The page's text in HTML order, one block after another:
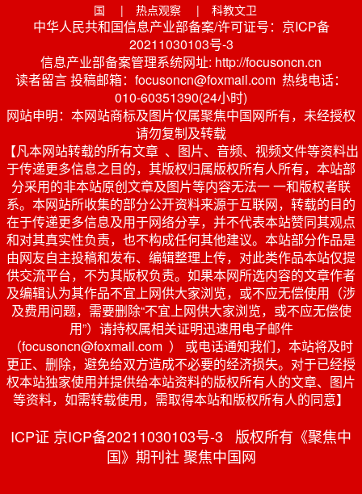
国
| 热点观察 | 科教文卫
中华人民共和国信息产业部备案/许可证号：京ICP备
20211030103号-3
信息产业部备案管理系统网址: http://focusoncn.cn
读者留言 投稿邮箱：focusoncn@foxmail.com 热线电话：
010-60351390(24小时)
网站申明：本网站商标及图片仅属聚焦中国网所有，未经授权
请勿复制及转载
【凡本网站转载的所有文章 、图片、音频、视频文件等资料出
于传递更多信息之目的，其版权归属版权所有人所有，本站部
分采用的非本站原创文章及图片等内容无法一 一和版权者联
系。本网站所收集的部分公开资料来源于互联网，转载的目的
在于传递更多信息及用于网络分享，并不代表本站赞同其观点
和对其真实性负责，也不构成任何其他建议。本站部分作品是
由网友自主投稿和发布、编辑整理上传，对此类作品本站仅提
供交流平台，不为其版权负责。如果本网所选内容的文章作者
及编辑认为其作品不宜上网供大家浏览，或不应无偿使用（涉
及费用问题，需要删除“不宜上网供大家浏览，或不应无偿使
用”）请持权属相关证明迅速用电子邮件
（focusoncn@foxmail.com ） 或电话通知我们，本站将及时
更正、删除，避免给双方造成不必要的经济损失。对于已经授
权本站独家使用并提供给本站资料的版权所有人的文章、图片
等资料，如需转载使用，需取得本站和版权所有人的同意】
ICP证 京ICP备20211030103号-3 版权所有《聚焦中
国》期刊社 聚焦中国网